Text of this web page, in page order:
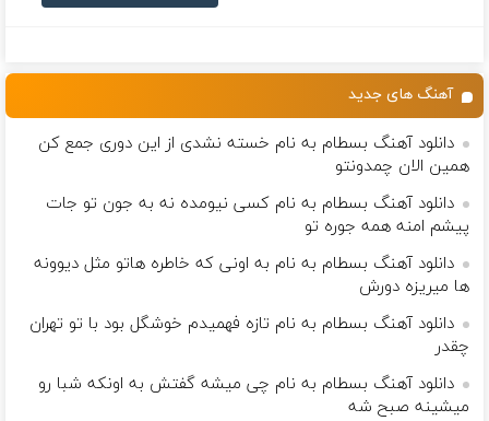
آهنگ های جدید
دانلود آهنگ بسطام به نام خسته نشدی از این دوری جمع کن
همین الان چمدونتو
دانلود آهنگ بسطام به نام کسی نیومده نه به جون تو جات
پیشم امنه همه جوره تو
دانلود آهنگ بسطام به نام به اونی که خاطره هاتو مثل دیوونه
ها میریزه دورش
دانلود آهنگ بسطام به نام تازه فهمیدم خوشگل بود با تو تهران
چقدر
دانلود آهنگ بسطام به نام چی میشه گفتش به اونکه شبا رو
میشینه صبح شه